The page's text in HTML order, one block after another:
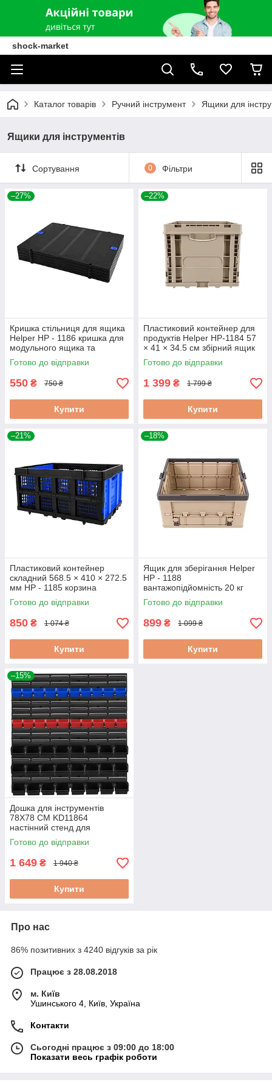
shock-market
Каталог товарів Ручний інструмент Ящики для
Ящики для інструментів
Сортування 0 Фільтри
–27%
Кришка стільниця для ящика
Helper HP - 1186 кришка для
модульного ящика та
контейнера
Готово до відправки
550 ₴ 750 ₴
Купити
–22%
Пластиковий контейнер для
продуктів Helper HP-1184 57
× 41 × 34.5 см збірний ящик
для зберігання речей
Готово до відправки
1 399 ₴ 1 799 ₴
Купити
–21%
Пластиковий контейнер
складний 568.5 × 410 × 272.5
мм HP - 1185 корзина
складна пластикова ящик
для овочів
Готово до відправки
850 ₴ 1 074 ₴
Купити
–18%
Ящик для зберігання Helper
HP - 1188
вантажопідйомність 20 кг
модульний ящик з боковим
доступом і кришкою
Готово до відправки
899 ₴ 1 099 ₴
Купити
–15%
Дошка для інструментів
78X78 СМ KD11864
настінний стенд для
інструментів настінний
органайзер в майстерню
Готово до відправки
1 649 ₴ 1 940 ₴
Купити
Про нас
86% позитивних з 4240 відгуків за рік
Працює з 28.08.2018
м. Київ
Ушинського 4, Київ, Україна
Контакти
Сьогодні працює з 09:00 до 18:00
Показати весь графік роботи